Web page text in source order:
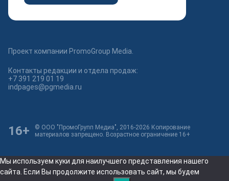
Проект компании PromoGroup Media.
Контакты редакции и отдела продаж:
+7 391 219 01 19
indpages@pgmedia.ru
© ООО "ПромоГрупп Медиа", 2016-2026 Копирование
материалов запрещено. Возрастное ограничение 16+
16+
Мы используем куки для наилучшего представления нашего
сайта. Если Вы продолжите использовать сайт, мы будем